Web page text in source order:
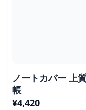
ノートカバー 上
帳
¥4,420